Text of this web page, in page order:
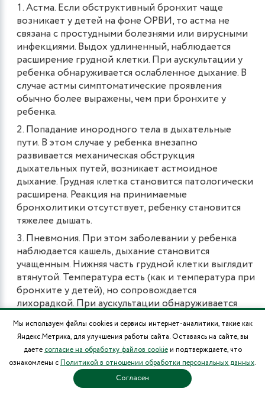
Астма. Если обструктивный бронхит чаще
возникает у детей на фоне ОРВИ, то астма не
связана с простудными болезнями или вирусными
инфекциями. Выдох удлиненный, наблюдается
расширение грудной клетки. При аускультации у
ребенка обнаруживается ослабленное дыхание. В
случае астмы симптоматические проявления
обычно более выражены, чем при бронхите у
ребенка.
Попадание инородного тела в дыхательные
пути. В этом случае у ребенка внезапно
развивается механическая обструкция
дыхательных путей, возникает астмоидное
дыхание. Грудная клетка становится патологически
расширена. Реакция на принимаемые
бронхолитики отсутствует, ребенку становится
тяжелее дышать.
Пневмония. При этом заболевании у ребенка
наблюдается кашель, дыхание становится
учащенным. Нижняя часть грудной клетки выглядит
втянутой. Температура есть (как и температура при
бронхите у детей), но сопровождается
лихорадкой. При аускультации обнаруживается
ослабленное дыхание, сопровождаемое влажными
хрипами. Крылья носа раздуваются. У
новорожденных детей и младенцев дыхание
напоминает кряхтение.
ЛЕЧЕНИЕ
Мы используем файлы cookies и сервисы интернет-аналитики, такие как
Яндекс.Метрика, для улучшения работы сайта. Оставаясь на сайте, вы
даете согласие на обработку файлов cookieи подтверждаете, что
ознакомлены сПолитикой в отношении обработки персональных данных.
Согласен